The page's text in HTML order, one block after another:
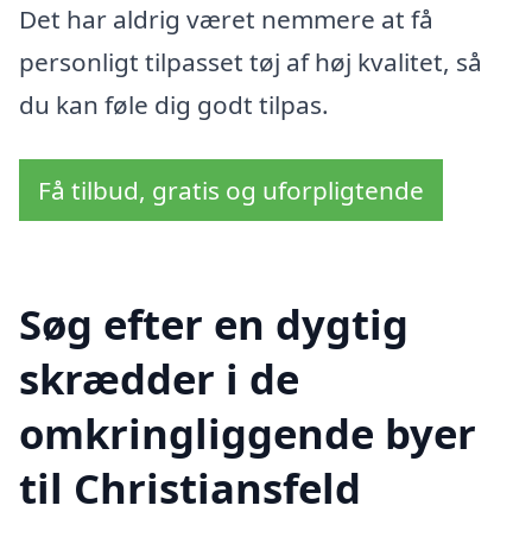
Det har aldrig været nemmere at få
personligt tilpasset tøj af høj kvalitet, så
du kan føle dig godt tilpas.
Få tilbud, gratis og uforpligtende
Søg efter en dygtig
skrædder i de
omkringliggende byer
til Christiansfeld